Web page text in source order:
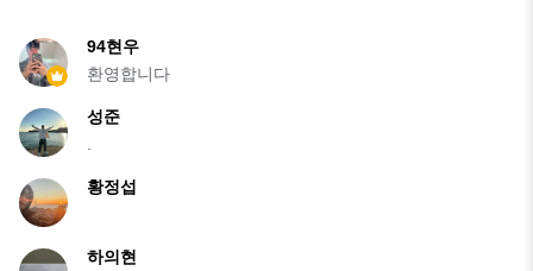
94현우
환영합니다
성준
.
황정섭
하의현